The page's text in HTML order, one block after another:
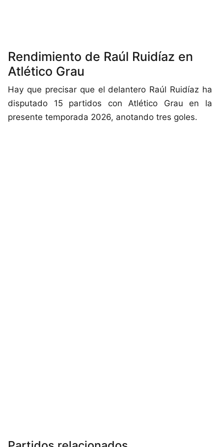
Rendimiento de Raúl Ruidíaz en
Atlético Grau
Hay que precisar que el delantero Raúl Ruidíaz ha
disputado 15 partidos con Atlético Grau en la
presente temporada 2026, anotando tres goles.